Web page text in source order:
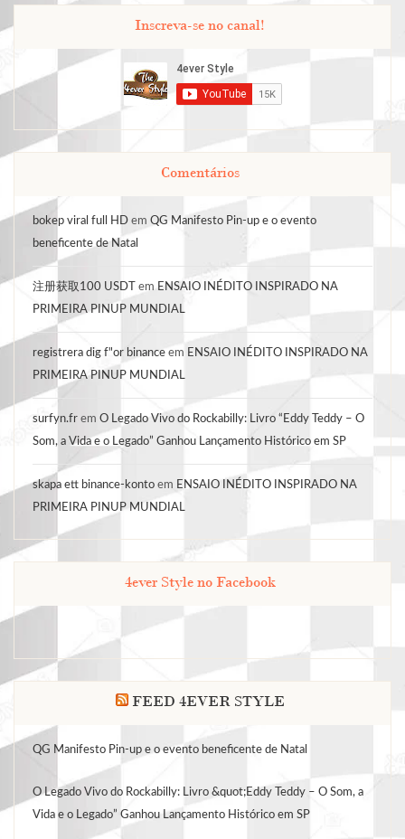
Inscreva-se no canal!
Comentários
bokep viral full HD em QG Manifesto Pin-up e o evento
beneficente de Natal
注册获取100 USDT em ENSAIO INÉDITO INSPIRADO NA
PRIMEIRA PINUP MUNDIAL
registrera dig f"or binance em ENSAIO INÉDITO INSPIRADO NA
PRIMEIRA PINUP MUNDIAL
surfyn.fr em O Legado Vivo do Rockabilly: Livro “Eddy Teddy – O
Som, a Vida e o Legado” Ganhou Lançamento Histórico em SP
skapa ett binance-konto em ENSAIO INÉDITO INSPIRADO NA
PRIMEIRA PINUP MUNDIAL
4ever Style no Facebook
FEED 4EVER STYLE
QG Manifesto Pin-up e o evento beneficente de Natal
O Legado Vivo do Rockabilly: Livro &quot;Eddy Teddy – O Som, a
Vida e o Legado” Ganhou Lançamento Histórico em SP